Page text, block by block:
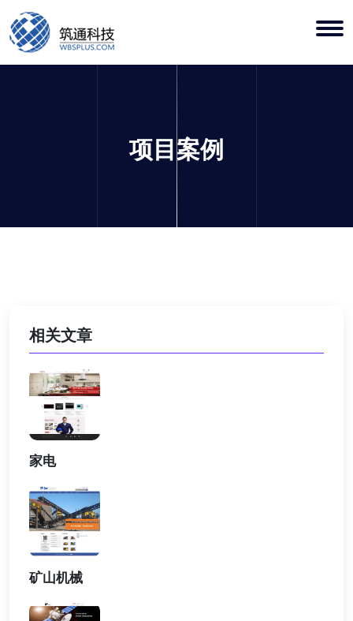
项目案例
相关文章
家电
矿山机械